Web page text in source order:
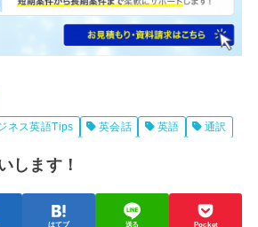
ネス英語Tips 英会話 英語 通訳
します！
はてブ 送る Pocket